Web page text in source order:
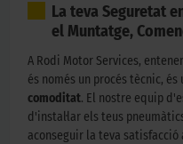
La teva Seguretat
el Muntatge,
A Rodi Motor Services,
és només un procés tècnic, és
comoditat. El nostre equip
d'instal·lar els teus
aconseguir la teva